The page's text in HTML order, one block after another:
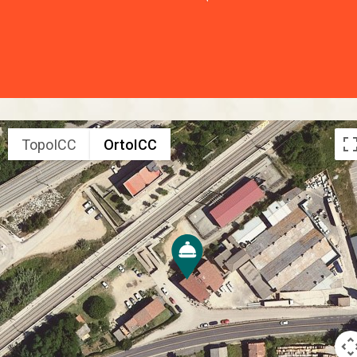
TopoICC OrtoICC